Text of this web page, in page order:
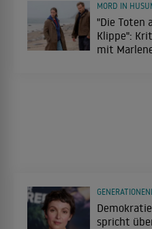
"Die Toten
Klippe":
mit
MORD IN
spricht